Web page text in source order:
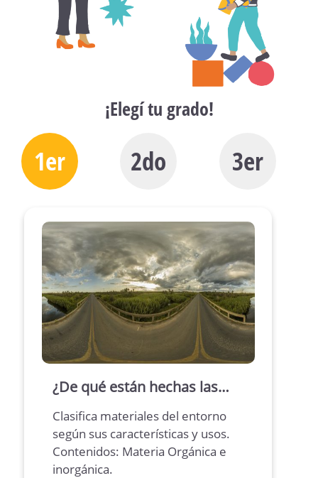
¡Elegí tu grado!
1er 2do 3er
¿De qué están hechas las
Clasifica materiales del entorno
según sus características y usos.
Contenidos: Materia Orgánica e
inorgánica.